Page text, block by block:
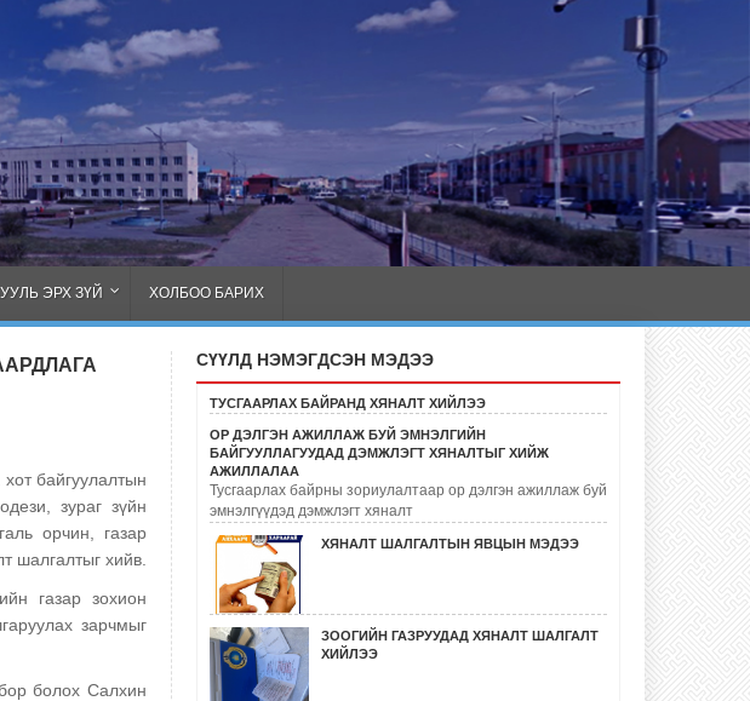
ЭРХ ЗҮЙ ХОЛБОО БАРИХ
байгуулалтын
зураг зүйн
орчин, газар
шалгалтыг хийв.
газар зохион
зарчмыг
болох Салхин
СҮҮЛД НЭМЭГДСЭН МЭДЭЭ
ТУСГААРЛАХ БАЙРАНД ХЯНАЛТ ХИЙЛЭЭ
ОР ДЭЛГЭН АЖИЛЛАЖ БУЙ ЭМНЭЛГИЙН
БАЙГУУЛЛАГУУДАД ДЭМЖЛЭГТ ХЯНАЛТЫГ ХИЙЖ
АЖИЛЛАЛАА
Тусгаарлах байрны зориулалтаар ор дэлгэн ажиллаж буй
эмнэлгүүдэд дэмжлэгт хяналт
ХЯНАЛТ ШАЛГАЛТЫН ЯВЦЫН МЭДЭЭ
ЗООГИЙН ГАЗРУУДАД ХЯНАЛТ ШАЛГАЛТ
ХИЙЛЭЭ